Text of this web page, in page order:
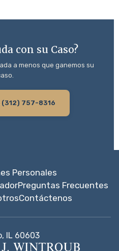
con su Caso?
a menos que ganemos su
(312) 757-8316
Personales
Preguntas Frecuentes
Contáctenos
IL 60603